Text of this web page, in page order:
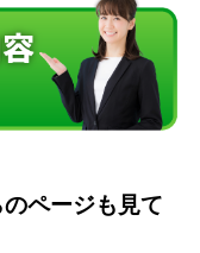
ページも見て